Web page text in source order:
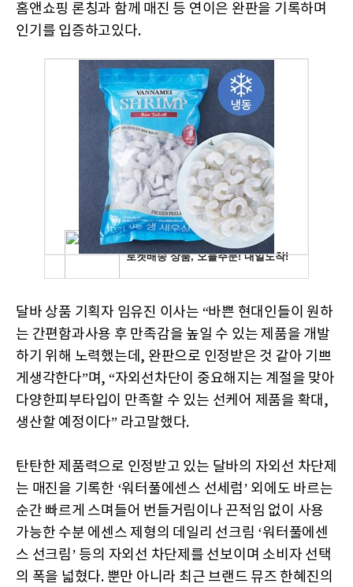
홈앤쇼핑 론칭과 함께 매진 등 연이은 완판을 기록하며
인기를 입증하고있다.
달바 상품 기획자 임유진 이사는 “바쁜 현대인들이 원하
는 간편함과사용 후 만족감을 높일 수 있는 제품을 개발
하기 위해 노력했는데, 완판으로 인정받은 것 같아 기쁘
게생각한다”며, “자외선차단이 중요해지는 계절을 맞아
다양한피부타입이 만족할 수 있는 선케어 제품을 확대,
생산할 예정이다” 라고말했다.
탄탄한 제품력으로 인정받고 있는 달바의 자외선 차단제
는 매진을 기록한 ‘워터풀에센스 선세럼’ 외에도 바르는
순간 빠르게 스며들어 번들거림이나 끈적임 없이 사용
가능한 수분 에센스 제형의 데일리 선크림 ‘워터풀에센
스 선크림’ 등의 자외선 차단제를 선보이며 소비자 선택
의 폭을 넓혔다. 뿐만 아니라 최근 브랜드 뮤즈 한혜진의